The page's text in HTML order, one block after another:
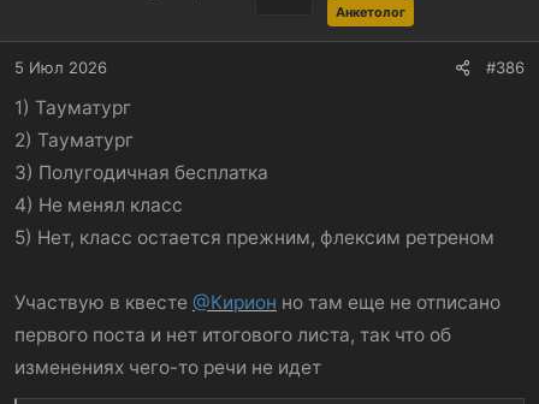
Анкетолог
5 Июл 2026 #386
1) Тауматург
2) Тауматург
3) Полугодичная бесплатка
4) Не менял класс
5) Нет, класс остается прежним, флексим ретреном
Участвую в квесте @Кирион но там еще не отписано
первого поста и нет итогового листа, так что об
изменениях чего-то речи не идет